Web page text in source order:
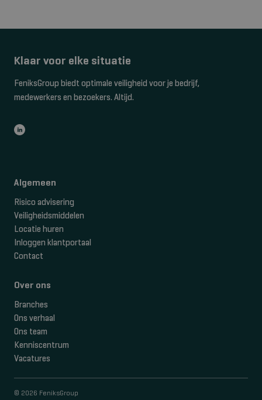
Klaar voor elke situatie
FeniksGroup biedt optimale veiligheid voor je bedrijf,
medewerkers en bezoekers. Altijd.
Algemeen
Risico advisering
Veiligheidsmiddelen
Locatie huren
Inloggen klantportaal
Contact
Over ons
Branches
Ons verhaal
Ons team
Kenniscentrum
Vacatures
© 2026 FeniksGroup